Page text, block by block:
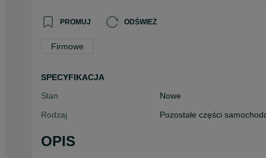
PROMUJ ODŚWIEŻ
Firmowe
SPECYFIKACJA
Stan
Nowe
Rodzaj
Pozostałe części
OPIS